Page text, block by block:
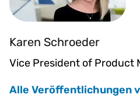
Karen Schroeder
Vice President of Product
Alle Veröffentlichungen